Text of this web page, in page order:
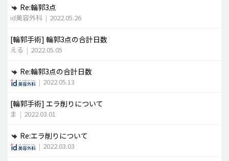
Re:輪郭3点
id美容外科 | 2022.05.26
[輪郭手術] 輪郭3点の合計日数
える | 2022.05.05
Re:輪郭3点の合計日数
| 2022.05.13
[輪郭手術] エラ削りについて
ま | 2022.03.01
Re:エラ削りについて
| 2022.03.03